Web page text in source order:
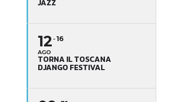
JAZZ
12
AGO
16
TORNA IL TOSCANA
DJANGO FESTIVAL